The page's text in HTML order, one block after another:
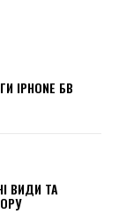
IPHONE БВ
ВИДИ ТА